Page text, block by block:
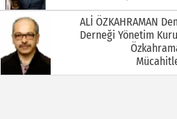
Ali Öztürkmen /
YOKSA